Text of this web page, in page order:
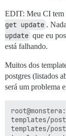
EDIT: Meu CI tem
get update .
update que eu
está falhando.
Muitos dos
postgres (listados
será um problema
templates/
templates/